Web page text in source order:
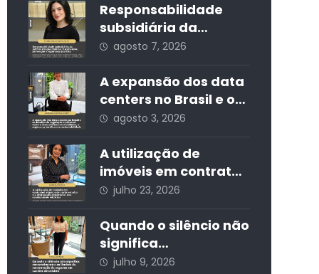
Responsabilidade
subsidiária da
Administração
Pública: fiscalização,
prevenção e
segurança jurídica
agosto 7, 2026
A expansão dos data
centers no Brasil e os
desafios da
regulação ambiental:
entre o
desenvolvimento
econômico, a
segurança jurídica e
a sustentabilidade
agosto 3, 2026
A utilização de
imóveis em contratos
atípicos de curta
estadia e a
destinação
residencial nos
condomínios edilícios
julho 23, 2026
Quando o silêncio não
significa
consentimento: os
julho 9, 2026